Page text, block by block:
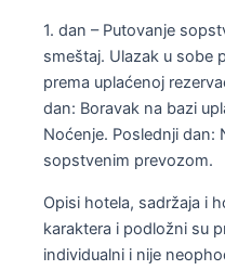
1. dan – Putovanje
smeštaj. Ulazak u sobe
prema uplaćenoj
dan: Boravak na bazi
Noćenje. Poslednji dan:
sopstvenim prevozom.
Opisi hotela, sadržaja i
karaktera i podložni su
individualni i nije